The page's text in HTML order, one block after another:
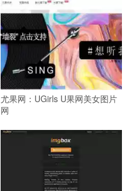
尤果网：UGirls U果网美女图片
网